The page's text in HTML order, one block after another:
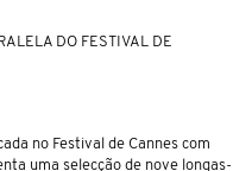
DO FESTIVAL DE
no Festival de Cannes com
uma selecção de nove longas-